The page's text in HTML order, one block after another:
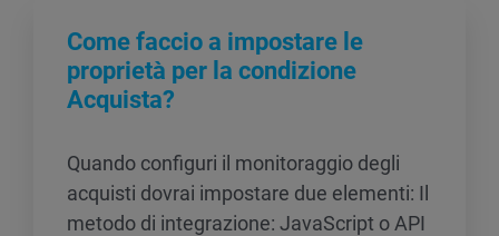
Come faccio a impostare le
proprietà per la condizione
Acquista?
Quando configuri il monitoraggio degli
acquisti dovrai impostare due elementi: Il
metodo di integrazione: JavaScript o API